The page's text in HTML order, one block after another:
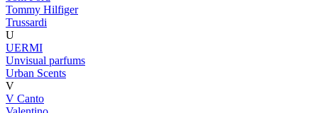
Tommy Hilfiger
Trussardi
U
UERMI
Unvisual parfums
Urban Scents
V
V Canto